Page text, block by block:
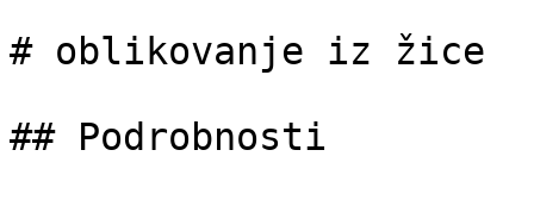
# oblikovanje iz žice
## Podrobnosti